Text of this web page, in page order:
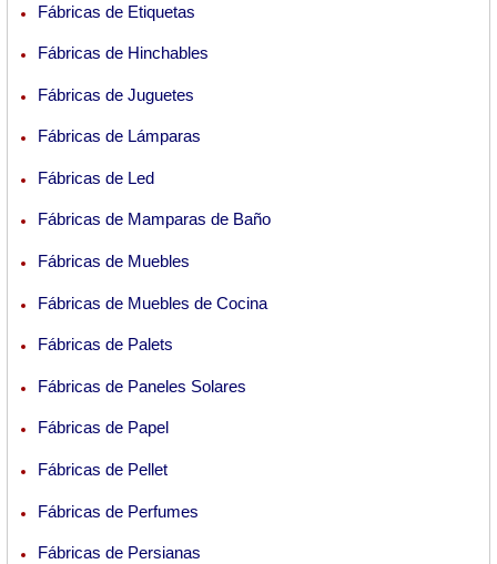
Fábricas de Etiquetas
Fábricas de Hinchables
Fábricas de Juguetes
Fábricas de Lámparas
Fábricas de Led
Fábricas de Mamparas de Baño
Fábricas de Muebles
Fábricas de Muebles de Cocina
Fábricas de Palets
Fábricas de Paneles Solares
Fábricas de Papel
Fábricas de Pellet
Fábricas de Perfumes
Fábricas de Persianas